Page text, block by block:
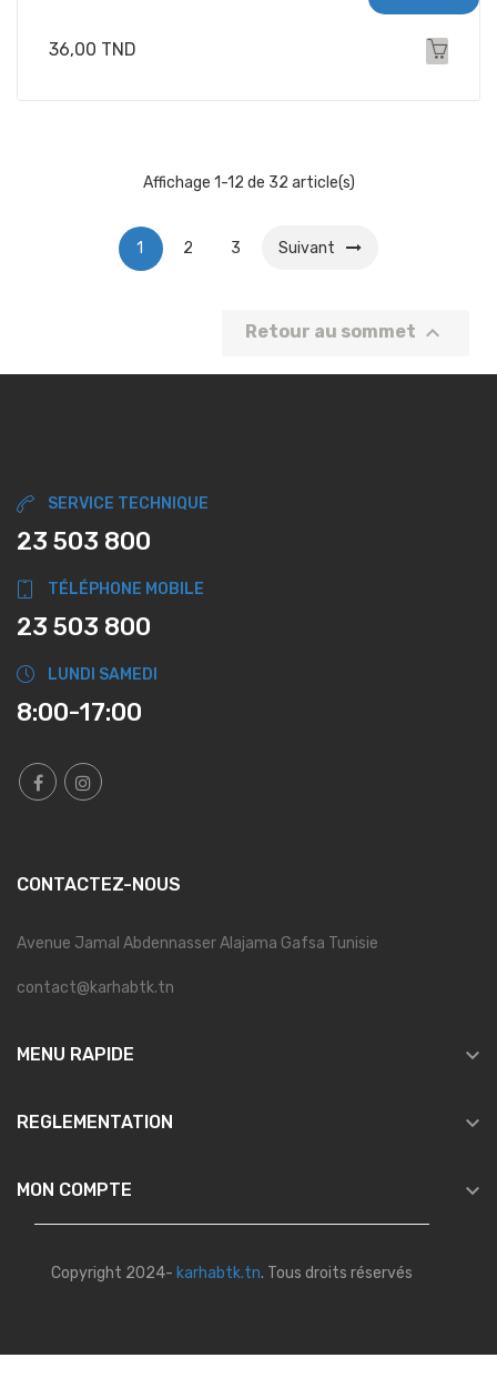
Prix
36,00 TND
Affichage 1-12 de 32 article(s)
1 2 3 Suivant
Retour au sommet 
SERVICE TECHNIQUE
23 503 800
TÉLÉPHONE MOBILE
23 503 800
LUNDI SAMEDI
8:00-17:00
CONTACTEZ-NOUS
Avenue Jamal Abdennasser Alajama Gafsa Tunisie
contact@karhabtk.tn
MENU RAPIDE 
REGLEMENTATION 
MON COMPTE 
Copyright 2024- karhabtk.tn. Tous droits réservés